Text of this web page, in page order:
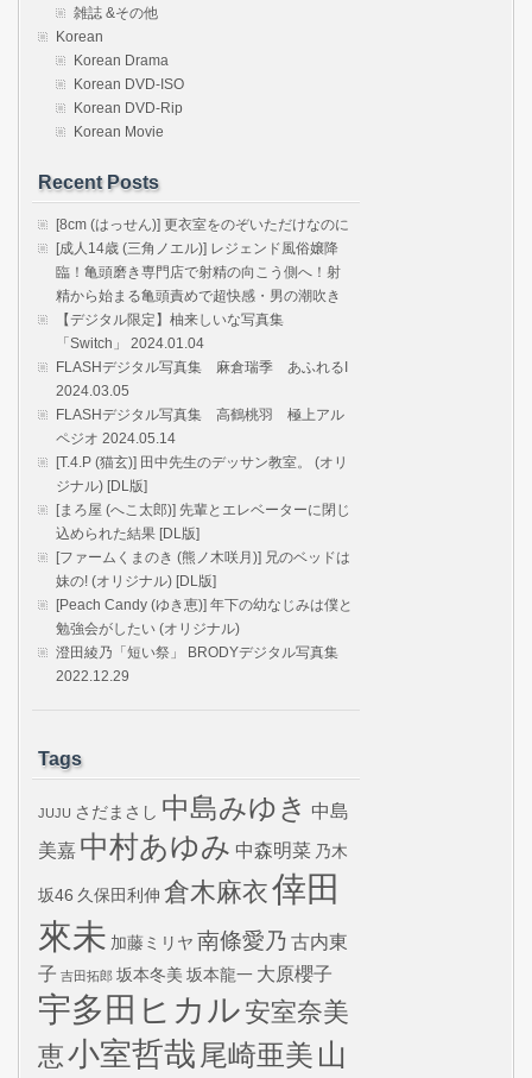
雑誌 &その他
Korean
Korean Drama
Korean DVD-ISO
Korean DVD-Rip
Korean Movie
Recent Posts
[8cm (はっせん)] 更衣室をのぞいただけなのに
[成人14歳 (三角ノエル)] レジェンド風俗嬢降
臨！亀頭磨き専門店で射精の向こう側へ！射
精から始まる亀頭責めで超快感・男の潮吹き
【デジタル限定】柚来しいな写真集
「Switch」 2024.01.04
FLASHデジタル写真集 麻倉瑞季 あふれるI
2024.03.05
FLASHデジタル写真集 高鶴桃羽 極上アル
ペジオ 2024.05.14
[T.4.P (猫玄)] 田中先生のデッサン教室。 (オリ
ジナル) [DL版]
[まろ屋 (へこ太郎)] 先輩とエレベーターに閉じ
込められた結果 [DL版]
[ファームくまのき (熊ノ木咲月)] 兄のベッドは
妹の! (オリジナル) [DL版]
[Peach Candy (ゆき恵)] 年下の幼なじみは僕と
勉強会がしたい (オリジナル)
澄田綾乃「短い祭」 BRODYデジタル写真集
2022.12.29
Tags
JUJU さだまさし 中島みゆき 中島
美嘉 中村あゆみ 中森明菜 乃木
坂46 久保田利伸 倉木麻衣倖田
來未 加藤ミリヤ 南條愛乃 古内東
子 吉田拓郎 坂本冬美 坂本龍一 大原櫻子
宇多田ヒカル安室奈美
恵小室哲哉 尾崎亜美 山